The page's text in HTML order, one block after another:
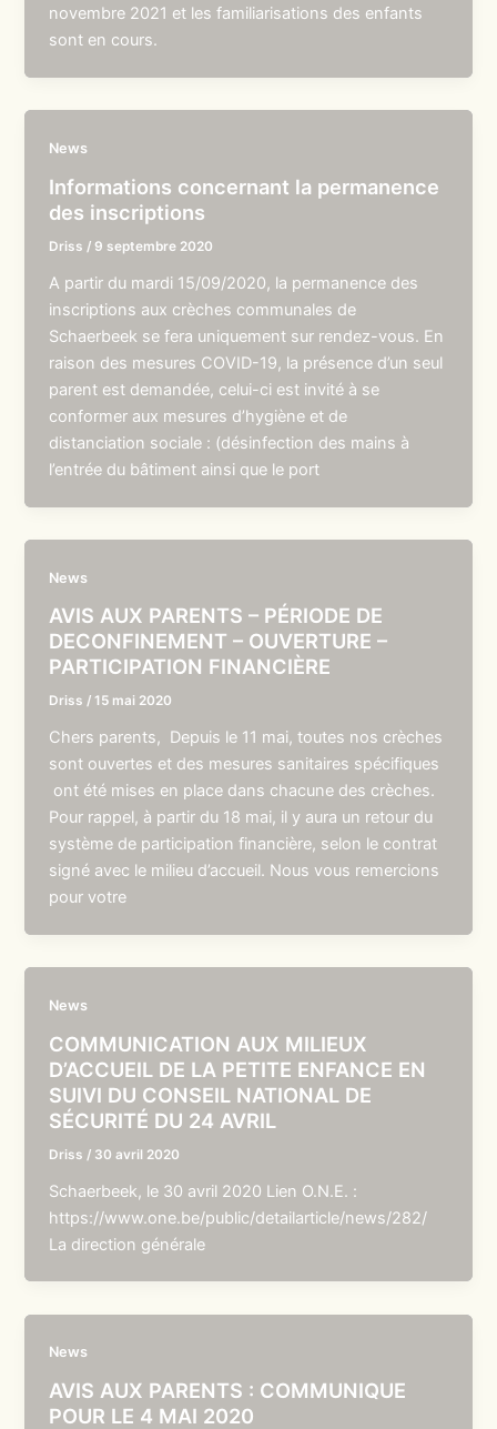
novembre 2021 et les familiarisations des enfants
sont en cours.
News
Informations concernant la permanence
des inscriptions
Driss / 9 septembre 2020
A partir du mardi 15/09/2020, la permanence des
inscriptions aux crèches communales de
Schaerbeek se fera uniquement sur rendez-vous. En
raison des mesures COVID-19, la présence d’un seul
parent est demandée, celui-ci est invité à se
conformer aux mesures d’hygiène et de
distanciation sociale : (désinfection des mains à
l’entrée du bâtiment ainsi que le port
News
AVIS AUX PARENTS – PÉRIODE DE
DECONFINEMENT – OUVERTURE –
PARTICIPATION FINANCIÈRE
Driss /15 mai 2020
Chers parents, Depuis le 11 mai, toutes nos crèches
sont ouvertes et des mesures sanitaires spécifiques
ont été mises en place dans chacune des crèches.
Pour rappel, à partir du 18 mai, il y aura un retour du
système de participation financière, selon le contrat
signé avec le milieu d’accueil. Nous vous remercions
pour votre
News
COMMUNICATION AUX MILIEUX
D’ACCUEIL DE LA PETITE ENFANCE EN
SUIVI DU CONSEIL NATIONAL DE
SÉCURITÉ DU 24 AVRIL
Driss / 30 avril 2020
Schaerbeek, le 30 avril 2020 Lien O.N.E. :
https://www.one.be/public/detailarticle/news/282/
La direction générale
News
AVIS AUX PARENTS : COMMUNIQUE
POUR LE 4 MAI 2020